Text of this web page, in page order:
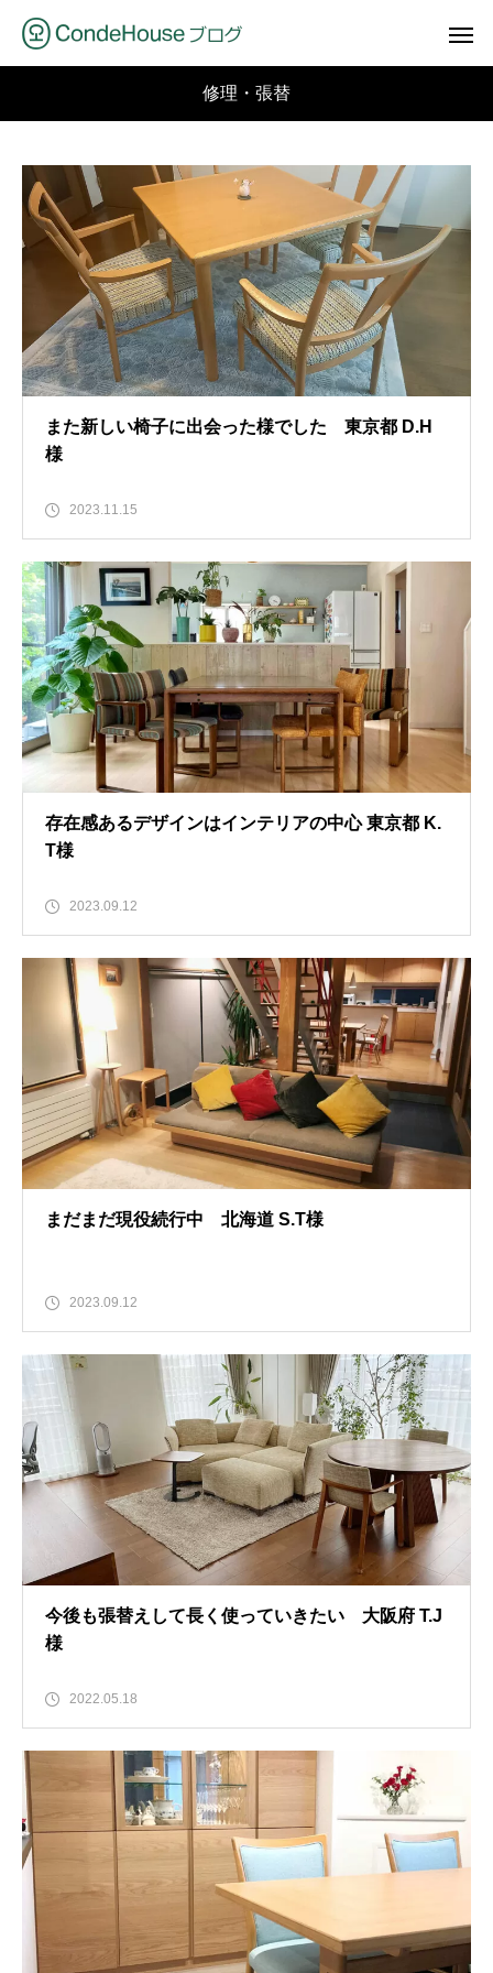
修理・張替
また新しい椅子に出会った様でした 東京都 D.H
様
2023.11.15
存在感あるデザインはインテリアの中心 東京都 K.
T様
2023.09.12
まだまだ現役続行中 北海道 S.T様
2023.09.12
今後も張替えして長く使っていきたい 大阪府 T.J
様
2022.05.18